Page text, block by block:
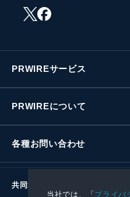
当社では、「プライバ
PRWIREサービス
PRWIREについて
各種お問い合わせ
共同通信社グループ